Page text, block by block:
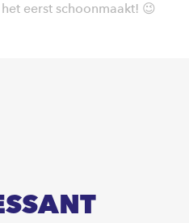
eerst schoonmaakt! 😉